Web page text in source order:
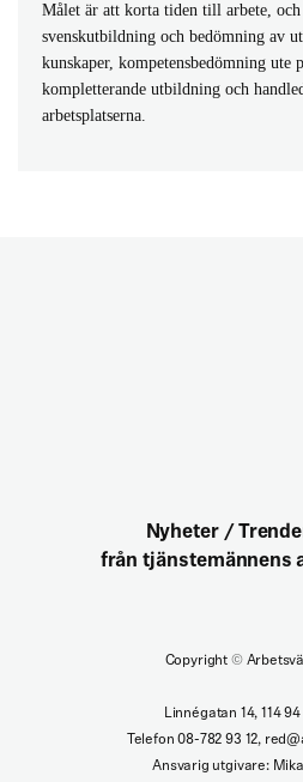
Målet är att korta tiden till arbete,
svenskutbildning och bedömning av
kunskaper, kompetensbedömning ute
kompletterande utbildning och
arbetsplatserna.
Nyheter /
från tjänstemännens
Copyright ©
Linnégatan 14, 114
Telefon 08-782 93 12,
Ansvarig utgivare: